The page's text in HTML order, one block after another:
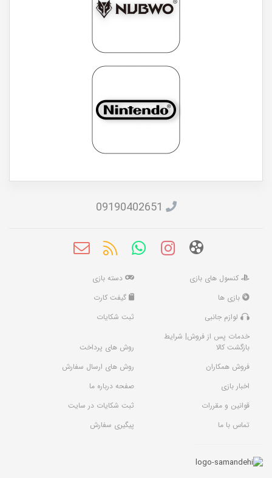
09190402651
کنسول های بازی
دسته بازی
بازی ها
گیفت کارت
لوازم جانبی
ثبت شکایات
خدمات پس از فروش| شرایط
بازگشت کالا
روش های پرداخت
فروش همکاران
روش های ارسال سفارش
اخبار بازی
صفحه درباره ما
قوانین و مقررات
ثبت شکایات در سایت
تماس با ما
پیگیری سفارش